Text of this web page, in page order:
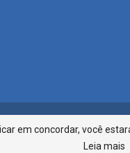
em concordar, você
Leia mais